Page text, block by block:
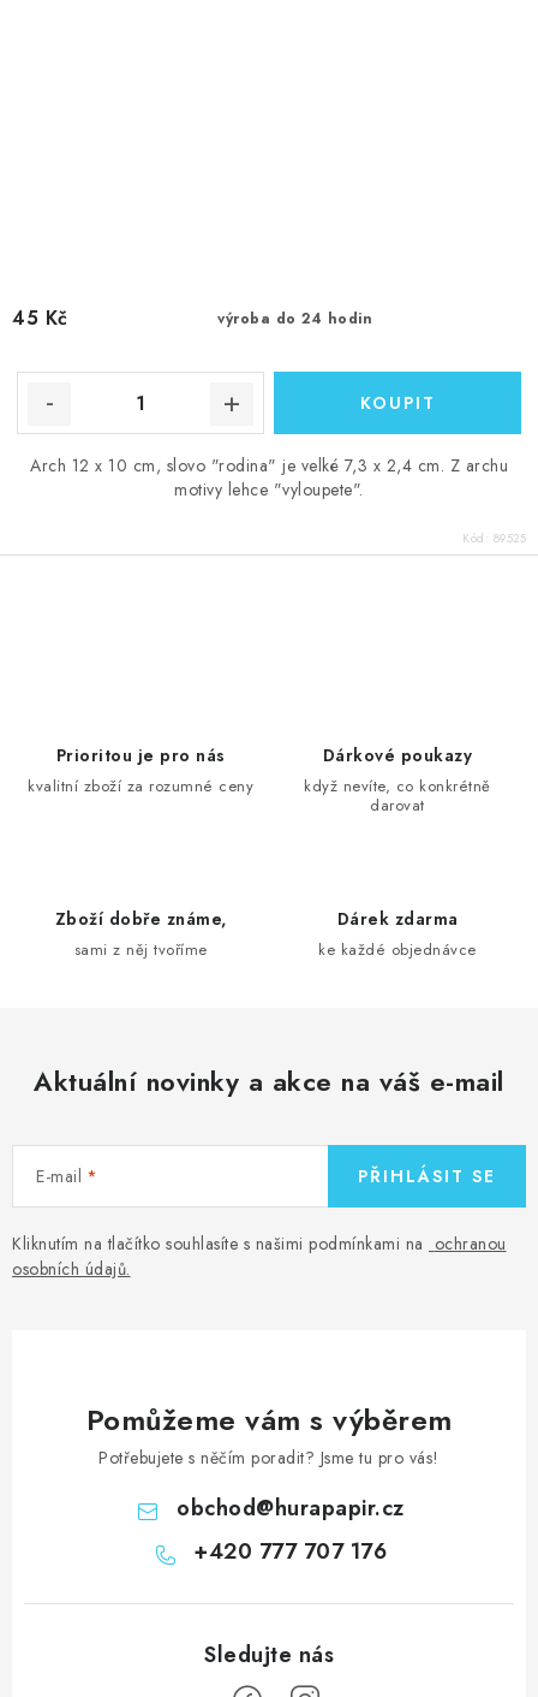
výroba do 24 hodin
45 Kč
Arch 12 x 10 cm, slovo "rodina" je velké 7,3 x 2,4 cm. Z archu
motivy lehce "vyloupete".
Kód: 89525
s
Prioritou je pro nás
kvalitní zboží za rozumné ceny
Dárkové poukazy
když nevíte, co konkrétně
darovat
Zboží dobře známe,
sami z něj tvoříme
Dárek zdarma
ke každé objednávce
Aktuální novinky a akce na váš e-mail
E-mail
Kliknutím na tlačítko souhlasíte s našimi podmínkami na ochranou
osobních údajů.
PŘIHLÁSIT SE
Pomůžeme vám s výběrem
Potřebujete s něčím poradit? Jsme tu pro vás!
obchod@hurapapir.cz
+420 777 707 176